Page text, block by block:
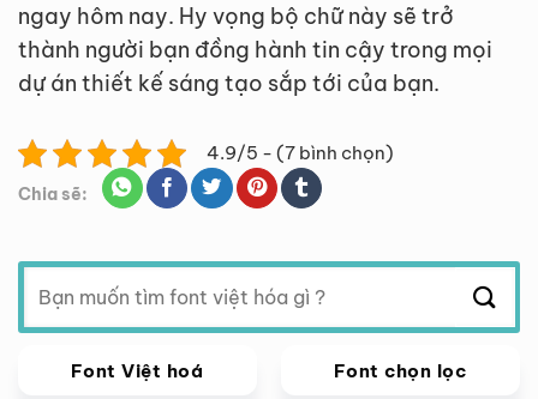
ngay hôm nay. Hy vọng bộ chữ này sẽ trở
thành người bạn đồng hành tin cậy trong mọi
dự án thiết kế sáng tạo sắp tới của bạn.
4.9/5 - (7 bình chọn)
Chia sẽ:
Tìm
kiếm:
Font Việt hoá Font chọn lọc